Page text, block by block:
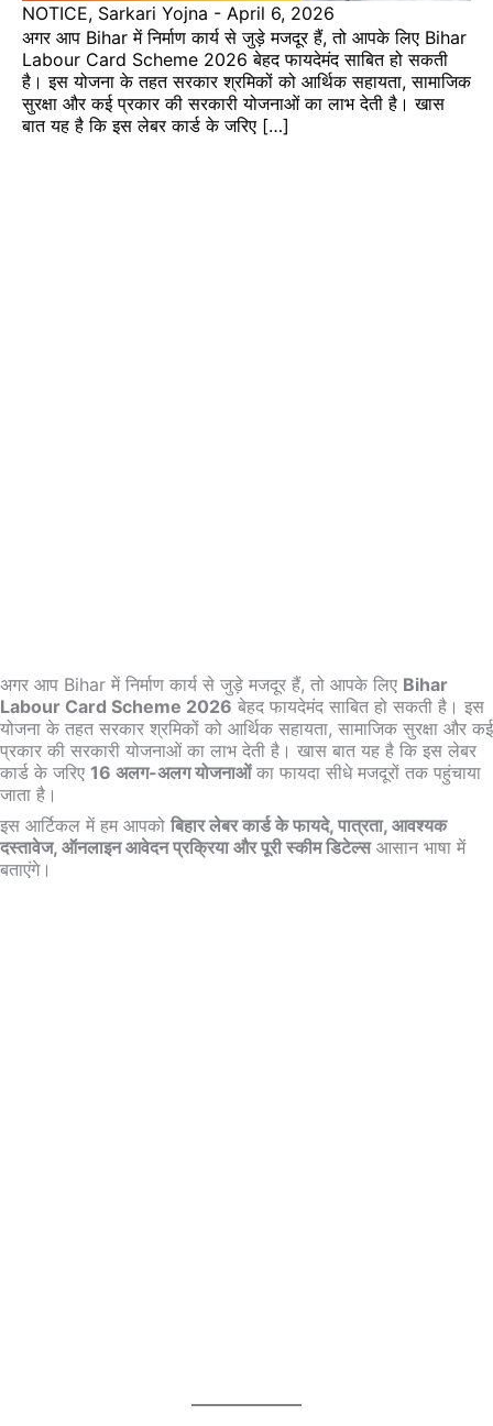
NOTICE, Sarkari Yojna - April 6, 2026
अगर आप Bihar में निर्माण कार्य से जुड़े मजदूर हैं, तो आपके लिए Bihar
Labour Card Scheme 2026 बेहद फायदेमंद साबित हो सकती
है। इस योजना के तहत सरकार श्रमिकों को आर्थिक सहायता, सामाजिक
सुरक्षा और कई प्रकार की सरकारी योजनाओं का लाभ देती है। खास
बात यह है कि इस लेबर कार्ड के जरिए […]
अगर आप Bihar में निर्माण कार्य से जुड़े मजदूर हैं, तो आपके लिए Bihar
Labour Card Scheme 2026 बेहद फायदेमंद साबित हो सकती है। इस
योजना के तहत सरकार श्रमिकों को आर्थिक सहायता, सामाजिक सुरक्षा और कई
प्रकार की सरकारी योजनाओं का लाभ देती है। खास बात यह है कि इस लेबर
कार्ड के जरिए 16 अलग-अलग योजनाओंका फायदा सीधे मजदूरों तक पहुंचाया
जाता है।
इस आर्टिकल में हम आपको बिहार लेबर कार्ड के फायदे, पात्रता, आवश्यक
दस्तावेज, ऑनलाइन आवेदन प्रक्रिया और पूरी स्कीम डिटेल्सआसान भाषा में
बताएंगे।